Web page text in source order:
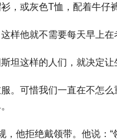
，或灰色T恤，配着牛仔裤
样他就不需要每天早上在
坦这样的人们，就决定让
。可惜我们一直在不怎
他拒绝戴领带。他说：